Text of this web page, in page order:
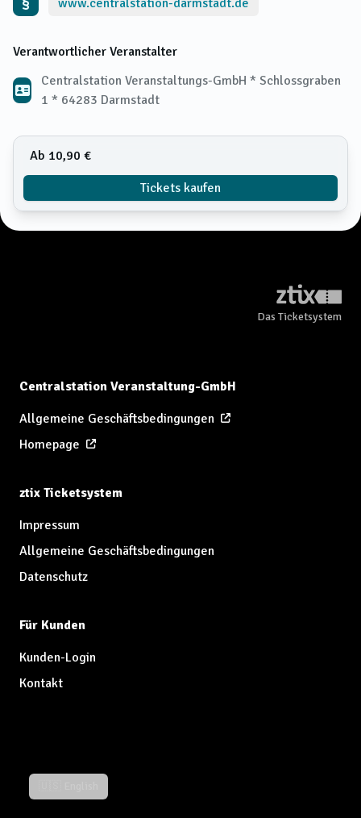
www.centralstation-darmstadt.de
Verantwortlicher Veranstalter
Centralstation Veranstaltungs-GmbH * Schlossgraben
1 * 64283 Darmstadt
Ab 10,90 €
Tickets kaufen
Das Ticketsystem
Centralstation Veranstaltung-GmbH
Allgemeine Geschäftsbedingungen
Homepage
ztix Ticketsystem
Impressum
Allgemeine Geschäftsbedingungen
Datenschutz
Für Kunden
Kunden-Login
Kontakt